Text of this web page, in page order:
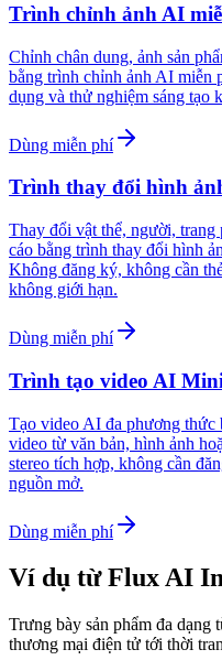
Trình chỉnh ảnh AI
Chỉnh chân dung, ảnh sản
bằng trình chỉnh ảnh AI miễn
dụng và thử nghiệm sáng tạo
Dùng miễn phí
Trình thay đổi hình
Thay đổi vật thể, người, trang
cáo bằng trình thay đổi hình
Không đăng ký, không cần
không giới hạn.
Dùng miễn phí
Trình tạo video AI
Tạo video AI đa phương
video từ văn bản, hình ảnh
stereo tích hợp, không cần
nguồn mở.
Dùng miễn phí
Ví dụ từ Flux AI
Trưng bày sản phẩm đa dạng
thương mại điện tử tới thời